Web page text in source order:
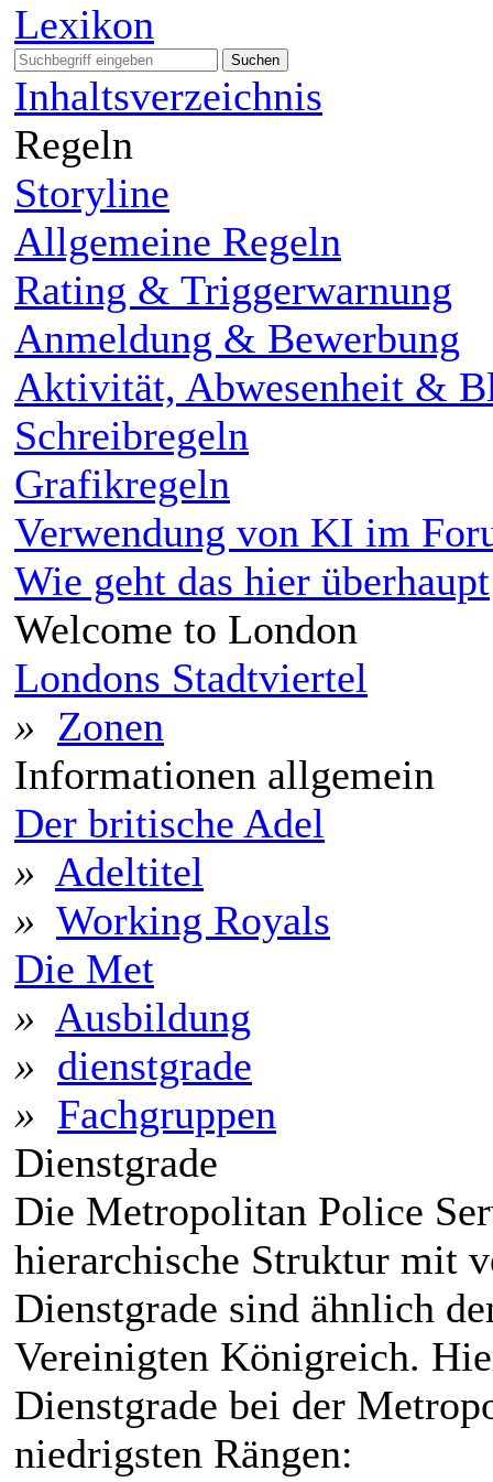
Lexikon
Suchen
Inhaltsverzeichnis
Regeln
Storyline
Allgemeine Regeln
Rating & Triggerwarnung
Anmeldung & Bewerbung
Aktivität, Abwesenheit &
Schreibregeln
Grafikregeln
Verwendung von KI im
Wie geht das hier überhaupt
Welcome to London
Londons Stadtviertel
» Zonen
Informationen allgemein
Der britische Adel
» Adeltitel
» Working Royals
Die Met
» Ausbildung
» dienstgrade
» Fachgruppen
Dienstgrade
Die Metropolitan Police
hierarchische Struktur mit
Dienstgrade sind ähnlich
Vereinigten Königreich.
Dienstgrade bei der
niedrigsten Rängen: